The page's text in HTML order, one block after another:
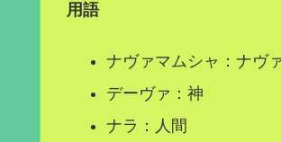
用語
ナヴァマムシャ：ナヴ
デーヴァ：神
ナラ：人間